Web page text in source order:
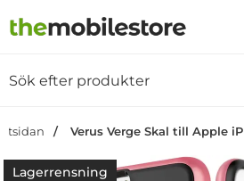
Startsidan för Danira
Verus Verge Skal till Apple
Lagerrensning